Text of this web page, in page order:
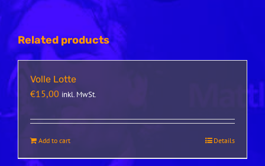
Related products
Volle Lotte
€15,00 inkl. MwSt.
Add to cart Details